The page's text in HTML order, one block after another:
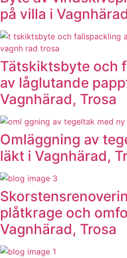
på villa i
Tätskiktsbyte och
av låglutande
Vagnhärad, Trosa
Omläggning av
läkt i Vagnhärad,
plåtkrage och
Vagnhärad, Trosa